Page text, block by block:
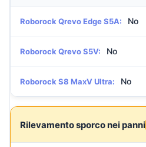
Roborock Qrevo Edge S5A: No
Roborock Qrevo S5V: No
Roborock S8 MaxV Ultra: No
Rilevamento sporco nei panni